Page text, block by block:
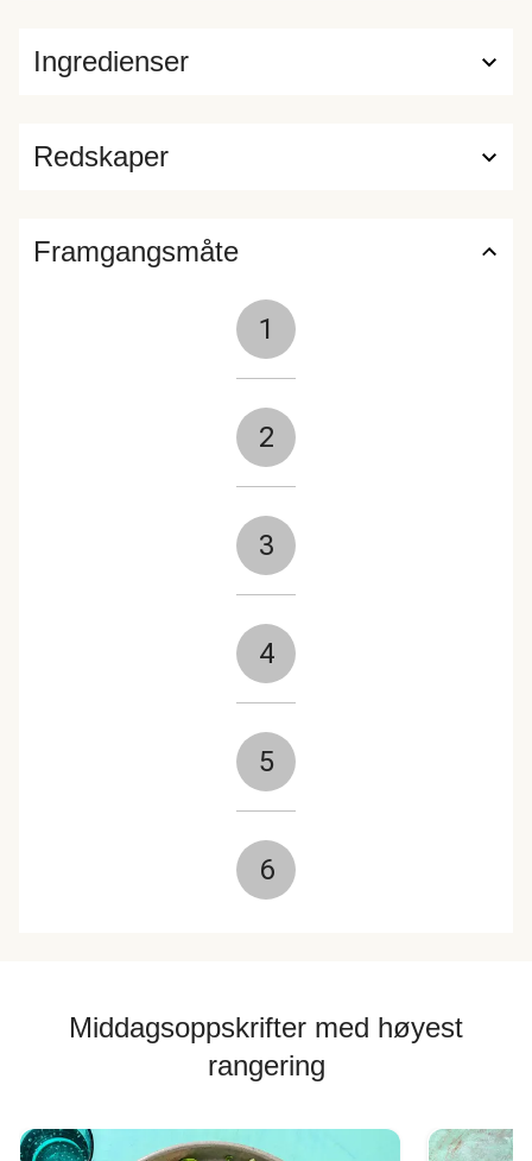
Ingredienser
Redskaper
Framgangsmåte
1
2
3
4
5
6
Middagsoppskrifter med høyest
rangering